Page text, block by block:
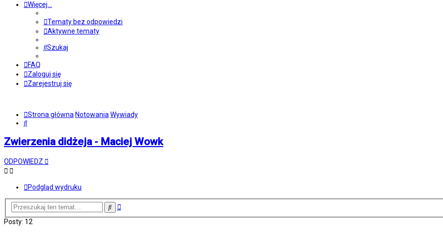
Więcej…
Tematy bez odpowiedzi
Aktywne tematy
Szukaj
FAQ
Zaloguj się
Zarejestruj się
Strona główna Notowania Wywiady
Szukaj
Zwierzenia didżeja - Maciej Wowk
ODPOWIEDZ
Podgląd wydruku
SzukajWyszukiwanie
Posty: 12